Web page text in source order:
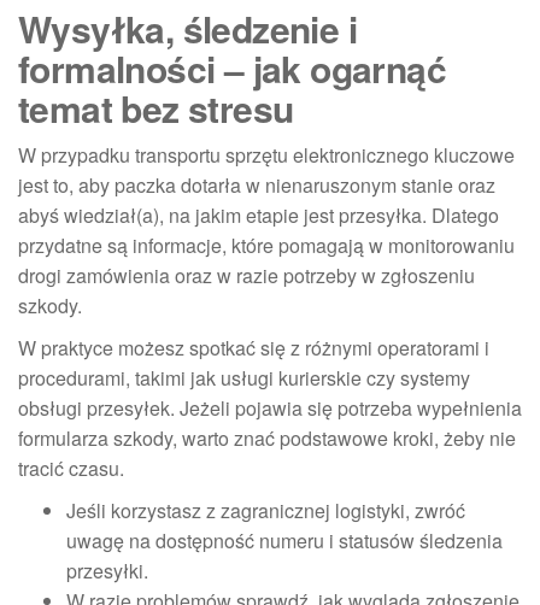
Wysyłka, śledzenie i
formalności – jak ogarnąć
temat bez stresu
W przypadku transportu sprzętu elektronicznego kluczowe
jest to, aby paczka dotarła w nienaruszonym stanie oraz
abyś wiedział(a), na jakim etapie jest przesyłka. Dlatego
przydatne są informacje, które pomagają w monitorowaniu
drogi zamówienia oraz w razie potrzeby w zgłoszeniu
szkody.
W praktyce możesz spotkać się z różnymi operatorami i
procedurami, takimi jak usługi kurierskie czy systemy
obsługi przesyłek. Jeżeli pojawia się potrzeba wypełnienia
formularza szkody, warto znać podstawowe kroki, żeby nie
tracić czasu.
Jeśli korzystasz z zagranicznej logistyki, zwróć
uwagę na dostępność numeru i statusów śledzenia
przesyłki.